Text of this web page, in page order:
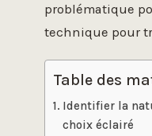
problématique
technique pour
Table des
Identifier la
choix éclairé